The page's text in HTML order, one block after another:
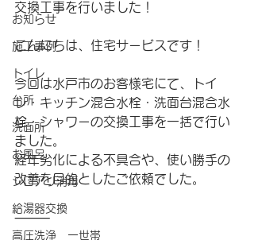
お知らせ
施工事例
トイレ
台所
洗面所
お風呂
シロアリ消毒
給湯器交換
高圧洗浄 一世帯
交換工事を行いました！
こんにちは、住宅サービスです！
今回は水戸市のお客様宅にて、トイ
レ・キッチン混合水栓・洗面台混合水
栓・シャワーの交換工事を一括で行い
ました。
経年劣化による不具合や、使い勝手の
改善を目的としたご依頼でした。
⸻